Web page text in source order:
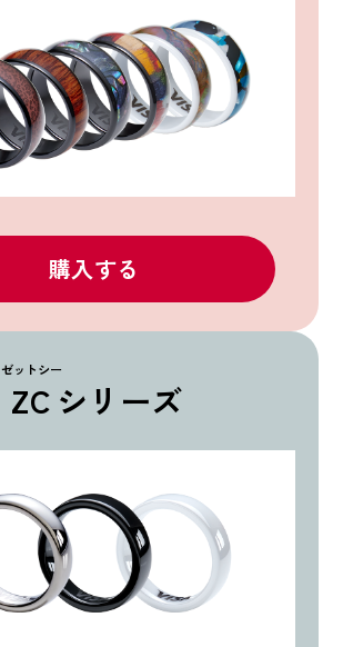
購入する
ZC
ゼットシー
シリーズ